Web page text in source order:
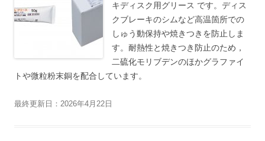
キディスク用グリース です。ディス
クブレーキのシムなど高温箇所での
しゅう動保持や焼きつきを防止しま
す。耐熱性と焼きつき防止のため，
二硫化モリブデンのほかグラファイ
トや微粒粉末銅を配合しています。
最終更新日：2026年4月22日